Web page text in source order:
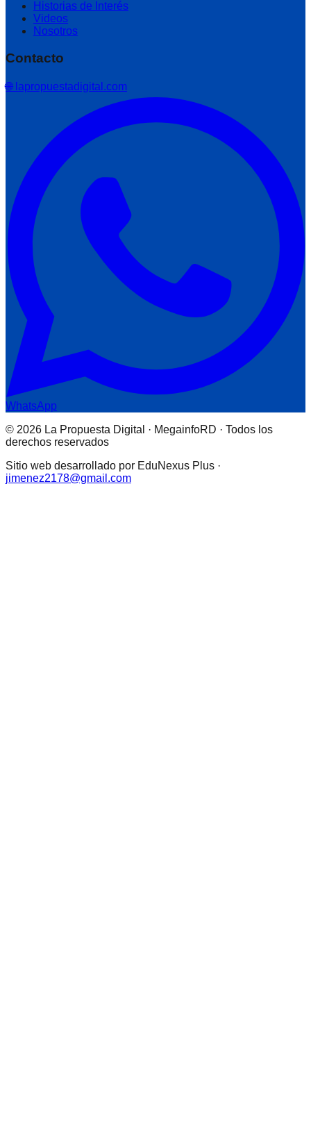
Historias de Interés
Videos
Nosotros
Contacto
🌐 lapropuestadigital.com
WhatsApp
© 2026 La Propuesta Digital · MegainfoRD · Todos los
derechos reservados
Sitio web desarrollado por EduNexus Plus ·
jimenez2178@gmail.com